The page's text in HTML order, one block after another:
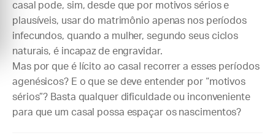
casal pode, sim, desde que por motivos sérios e
plausíveis, usar do matrimônio apenas nos períodos
infecundos, quando a mulher, segundo seus ciclos
naturais, é incapaz de engravidar.
Mas por que é lícito ao casal recorrer a esses períodos
agenésicos? E o que se deve entender por “motivos
sérios”? Basta qualquer dificuldade ou inconveniente
para que um casal possa espaçar os nascimentos?